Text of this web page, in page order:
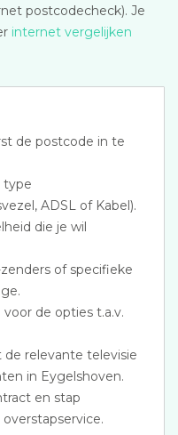
postcodecheck). Je
internet vergelijken
de postcode in te
type
ADSL of Kabel).
die je wil
of specifieke
de opties t.a.v.
relevante televisie
in Eygelshoven.
en stap